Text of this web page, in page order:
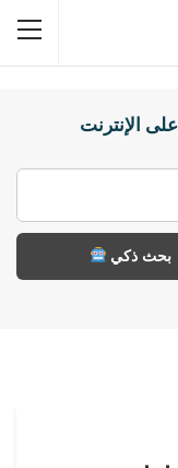
الإنترنت
بحث ذكي